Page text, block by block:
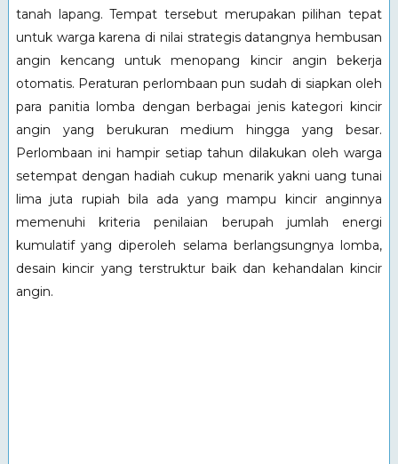
tanah lapang. Tempat tersebut merupakan pilihan tepat
untuk warga karena di nilai strategis datangnya hembusan
angin kencang untuk menopang kincir angin bekerja
otomatis. Peraturan perlombaan pun sudah di siapkan oleh
para panitia lomba dengan berbagai jenis kategori kincir
angin yang berukuran medium hingga yang besar.
Perlombaan ini hampir setiap tahun dilakukan oleh warga
setempat dengan hadiah cukup menarik yakni uang tunai
lima juta rupiah bila ada yang mampu kincir anginnya
memenuhi kriteria penilaian berupah jumlah energi
kumulatif yang diperoleh selama berlangsungnya lomba,
desain kincir yang terstruktur baik dan kehandalan kincir
angin.